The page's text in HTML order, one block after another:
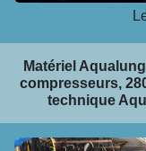
Matériel
compresseurs,
technique